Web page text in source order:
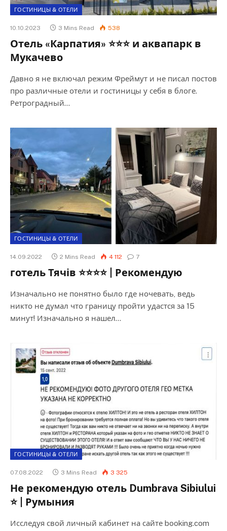
ГОСТИНИЦЫ & ОТЕЛИ
10.10.2023 3 Mins Read 538
Отель «Карпатия» ⭐⭐⭐ и аквапарк в
Мукачево
Давно я не включал режим Фреймут и не писал постов
про различные отели и гостиницы у себя в блоге.
Ретроградный…
ГОСТИНИЦЫ & ОТЕЛИ
14.09.2022 2 Mins Read 4 112 7
готель Тячів ⭐⭐⭐⭐ | Рекомендую
Изначально не понятно было где ночевать, ведь
никто не думал что границу пройти удастся за 15
минут! Изначально я нашел…
ГОСТИНИЦЫ & ОТЕЛИ
07.08.2022 3 Mins Read 3 325
Не рекомендую отель Dumbrava Sibiului
⭐ | Румыния
Исследуя свой личный кабинет на сайте booking.com